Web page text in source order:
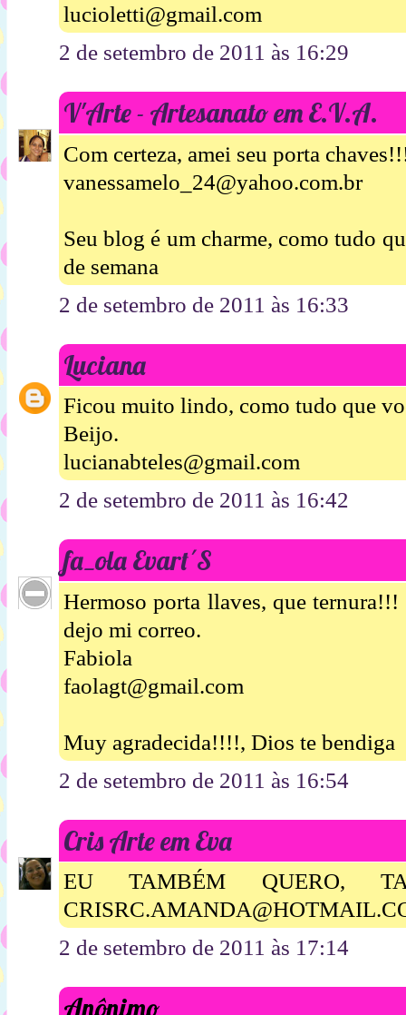
lucioletti@gmail.com
2 de setembro de 2011 às 16:29
V'Arte - Artesanato em E.V.A.
Com certeza, amei seu porta
vanessamelo_24@yahoo.com.br
Seu blog é um charme, como tudo
de semana
2 de setembro de 2011 às 16:33
Luciana
Ficou muito lindo, como tudo que
Beijo.
lucianabteles@gmail.com
2 de setembro de 2011 às 16:42
fa_ola Evart´S
Hermoso porta llaves, que
dejo mi correo.
Fabiola
faolagt@gmail.com
Muy agradecida!!!!, Dios te bendiga
2 de setembro de 2011 às 16:54
Cris Arte em Eva
EU TAMBÉM QUERO,
2 de setembro de 2011 às 17:14
Anônimo